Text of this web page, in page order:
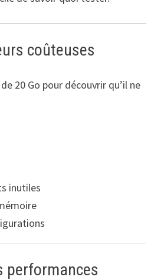
coûteuses
20 Go pour découvrir qu’il ne
inutiles
performances